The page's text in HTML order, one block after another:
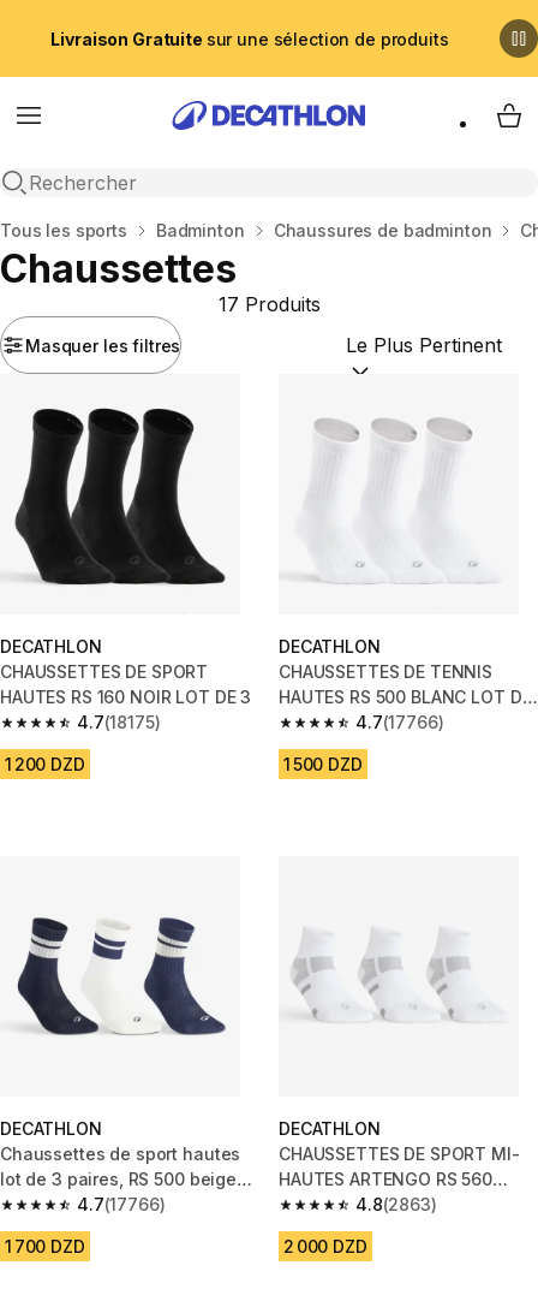
Livraison Gratuite sur une sélection de produits
Menu
Recherche ouverte
My
Accueil
Tous les sports Badminton Chaussures de badminton
Chaussettes
Masquer les filtres
17 Produits
Trier par :(optional)
DECATHLON
CHAUSSETTES DE SPORT
HAUTES RS 160 NOIR LOT DE 3
4.7
4.7 out of 5 stars from 18175 reviews
(18175)
1 200 DZD
DECATHLON
CHAUSSETTES DE TENNIS
HAUTES RS 500 BLANC LOT DE
3
4.7
4.7 out of 5 stars from 17766
(17766)
1 500 DZD
DECATHLON
Chaussettes de sport hautes
lot de 3 paires, RS 500 beige
bleu
4.7
4.7 out of 5 stars from 17766 reviews
(17766)
1 700 DZD
DECATHLON
CHAUSSETTES DE SPORT MI-
HAUTES ARTENGO RS 560
BLANC GRIS LOT DE 3
4.8
4.8 out of 5 stars from 2863
(2863)
2 000 DZD